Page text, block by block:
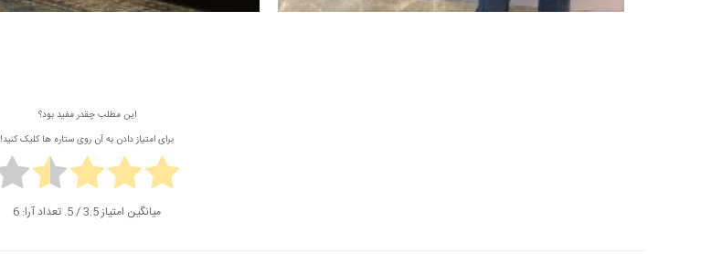
این مطلب چقدر مفید بود؟
برای امتیاز دادن به آن روی ستاره ها کلیک کنید!
میانگین امتیاز3.5/ 5. تعداد آرا: 6